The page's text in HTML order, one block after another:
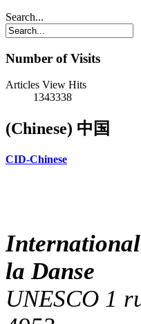
Search...
Number of Visits
Articles View Hits
1343338
(Chinese) 中国
CID-Chinese
la Danse
UNESCO 1